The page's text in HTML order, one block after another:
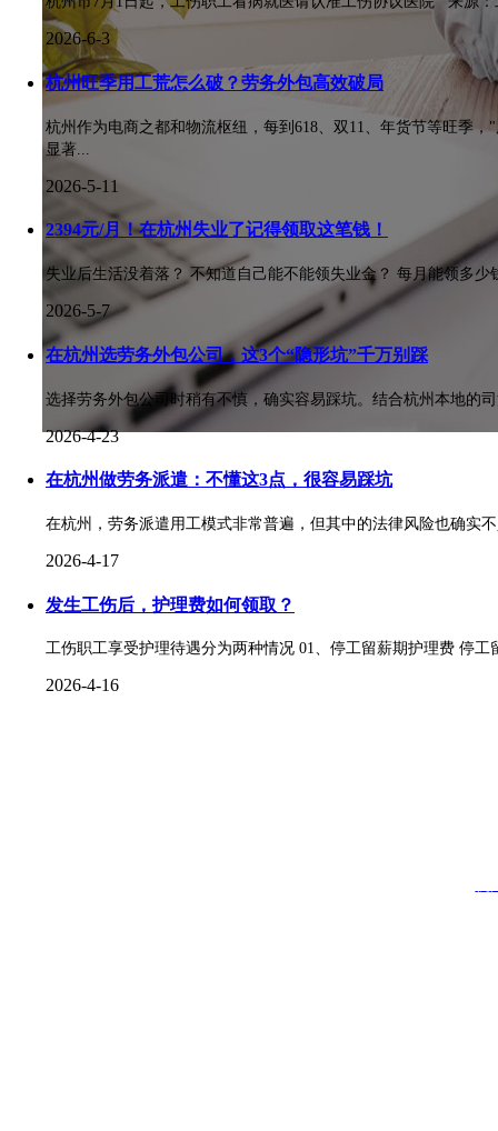
2026-6-3
杭州旺季用工荒怎么破？劳务外包高效破局
杭州作为电商之都和物流枢纽，每到618、双11、年货节等旺季
显著...
2026-5-11
2394元/月！在杭州失业了记得领取这笔钱！
失业后生活没着落？ 不知道自己能不能领失业金？ 每月能领多
2026-5-7
在杭州选劳务外包公司，这3个“隐形坑”千万别踩
选择劳务外包公司时稍有不慎，确实容易踩坑。结合杭州本地的
2026-4-23
在杭州做劳务派遣：不懂这3点，很容易踩坑
在杭州，劳务派遣用工模式非常普遍，但其中的法律风险也确
2026-4-17
发生工伤后，护理费如何领取？
工伤职工享受护理待遇分为两种情况 01、停工留薪期护理费 停
2026-4-16
热点资讯 招聘直聘 联系我们